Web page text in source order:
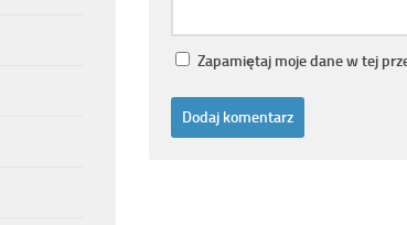
Zapamiętaj moje dane w tej